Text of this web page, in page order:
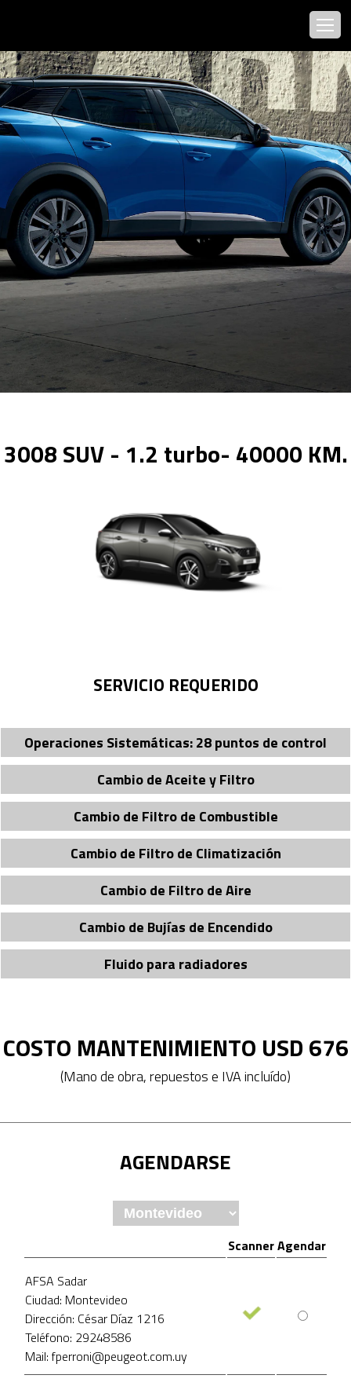
3008 SUV - 1.2 turbo- 40000 KM.
COSTO MANTENIMIENTO USD 676
(Mano de obra, repuestos e IVA incluído)
SERVICIO REQUERIDO
Operaciones Sistemáticas: 28 puntos de control
Cambio de Aceite y Filtro
Cambio de Filtro de Combustible
Cambio de Filtro de Climatización
Cambio de Filtro de Aire
Cambio de Bují­as de Encendido
Fluido para radiadores
AGENDARSE
ScannerAgendar
AFSA Sadar
Ciudad: Montevideo
Dirección: César Díaz 1216
Teléfono: 29248586
Mail: fperroni@peugeot.com.uy